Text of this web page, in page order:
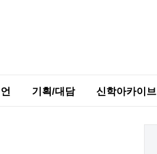
기획/대담 신학아카이브